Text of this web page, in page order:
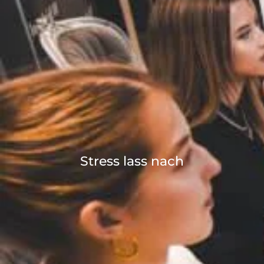
Stress lass nach